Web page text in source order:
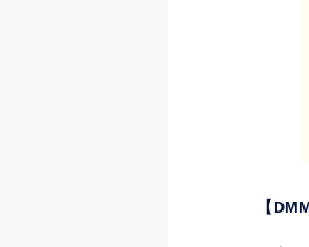
【